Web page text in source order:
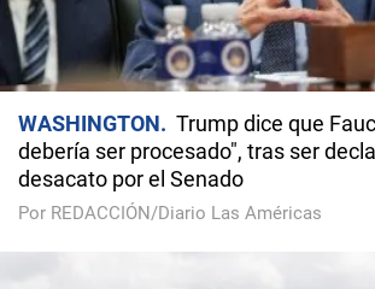
WASHINGTON
Trump dice que
debería ser procesado", tras ser
desacato por el Senado
Por REDACCIÓN/Diario Las Américas